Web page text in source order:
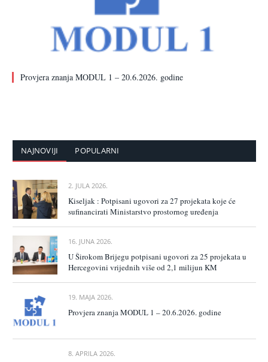
Provjera znanja MODUL 1 – 20.6.2026. godine
NAJNOVIJI POPULARNI
2. JULA 2026.
Kiseljak : Potpisani ugovori za 27 projekata koje će
sufinancirati Ministarstvo prostornog uređenja
16. JUNA 2026.
U Širokom Brijegu potpisani ugovori za 25 projekata u
Hercegovini vrijednih više od 2,1 milijun KM
19. MAJA 2026.
Provjera znanja MODUL 1 – 20.6.2026. godine
8. APRILA 2026.